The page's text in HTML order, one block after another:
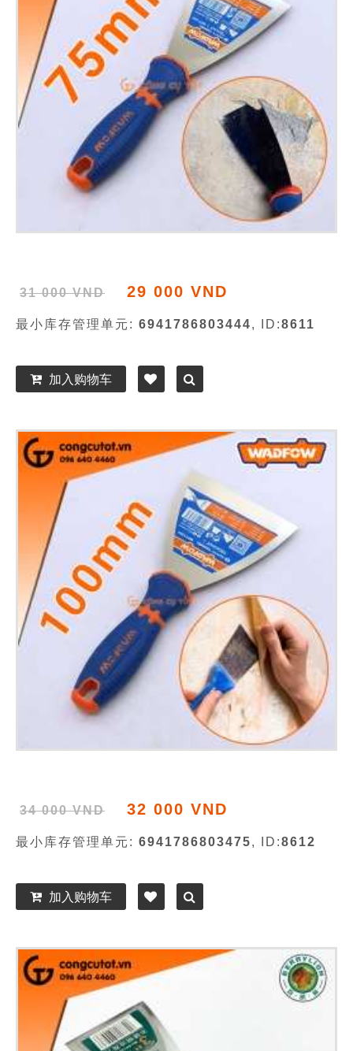
31 000 VND 29 000 VND
最小库存管理单元: 6941786803444, ID:8611
加入购物车
34 000 VND 32 000 VND
最小库存管理单元: 6941786803475, ID:8612
加入购物车